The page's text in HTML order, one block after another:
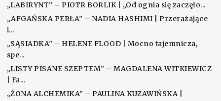
„LABIRYNT” – PIOTR BORLIK | „Od ognia się zaczęło...
„AFGAŃSKA PERŁA” – NADIA HASHIMI | Przerażające
i...
„SĄSIADKA” – HELENE FLOOD | Mocno tajemnicza,
spe...
„LISTY PISANE SZEPTEM” – MAGDALENA WITKIEWICZ
| Fa...
„ŻONA ALCHEMIKA” – PAULINA KUZAWIŃSKA |